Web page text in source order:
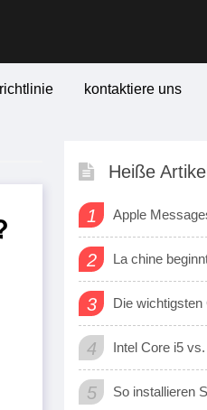
kontaktiere uns
Heiße Artikel
1
2
3
4
5